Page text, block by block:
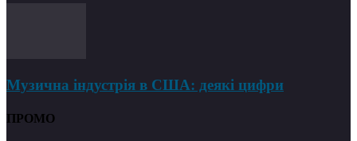
Музична індустрія в США: деякі цифри
ПРОМО